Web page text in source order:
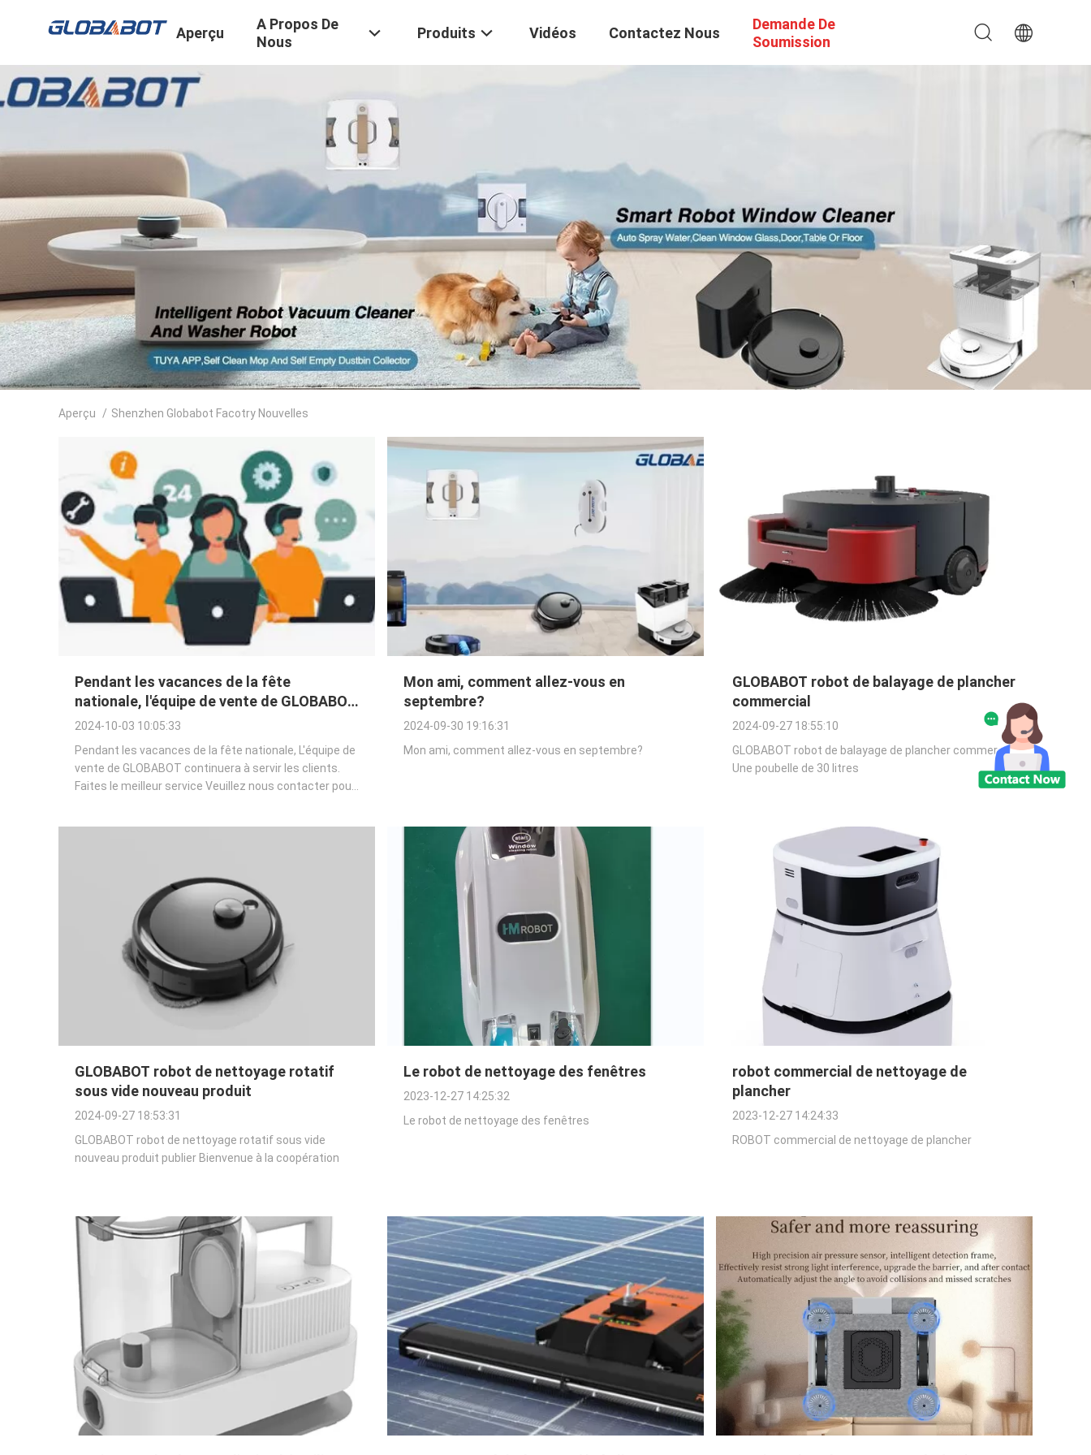
Aperçu
A Propos De
Nous
Produits Vidéos Contactez Nous
Demande De
Soumission
Aperçu / Shenzhen Globabot Facotry Nouvelles
Pendant les vacances de la fête
nationale, l'équipe de vente de GLOBABOT
continuera à servir les clients.
2024-10-03 10:05:33
Pendant les vacances de la fête nationale, L'équipe de
vente de GLOBABOT continuera à servir les clients.
Faites le meilleur service Veuillez nous contacter pour
Mon ami, comment allez-vous en
septembre?
2024-09-30 19:16:31
Mon ami, comment allez-vous en septembre?
GLOBABOT robot de balayage de plancher
commercial
2024-09-27 18:55:10
GLOBABOT robot de balayage de plancher commercial
Une poubelle de 30 litres
GLOBABOT robot de nettoyage rotatif
sous vide nouveau produit
2024-09-27 18:53:31
GLOBABOT robot de nettoyage rotatif sous vide
nouveau produit publier Bienvenue à la coopération
Le robot de nettoyage des fenêtres
2023-12-27 14:25:32
Le robot de nettoyage des fenêtres
robot commercial de nettoyage de
plancher
2023-12-27 14:24:33
ROBOT commercial de nettoyage de plancher